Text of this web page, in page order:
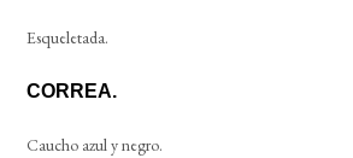
Esqueletada.
CORREA.
Caucho azul y negro.